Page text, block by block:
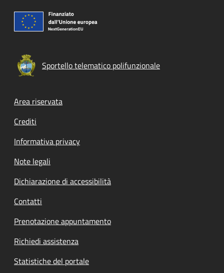
Sportello telematico polifunzionale
Footer menu
Area riservata
Crediti
Informativa privacy
Note legali
Dichiarazione di accessibilità
Contatti
Prenotazione appuntamento
Richiedi assistenza
Statistiche del portale